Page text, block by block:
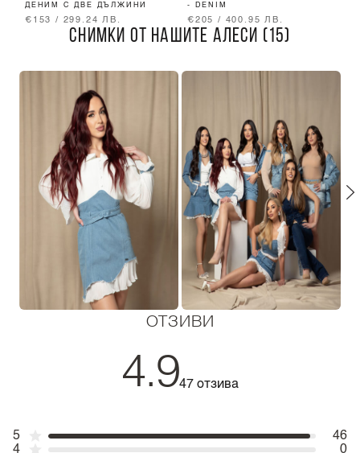
ДЕНИМ С ДВЕ ДЪЛЖИНИ
€153 / 299.24 ЛВ.
- DENIM
€205 / 400.95 ЛВ.
СНИМКИ ОТ НАШИТЕ АЛЕСИ (15)
ОТЗИВИ
4.947 отзива
5
46
4
0